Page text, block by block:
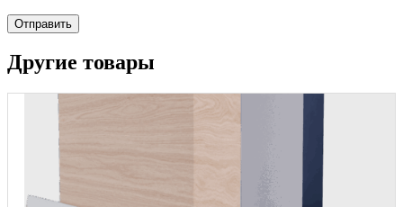
Отправить
Другие товары